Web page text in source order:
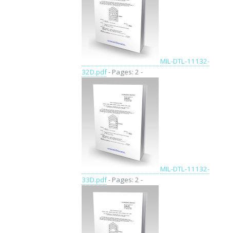
MIL-DTL-11132-
32D.pdf- Pages: 2 -
MIL-DTL-11132-
33D.pdf- Pages: 2 -